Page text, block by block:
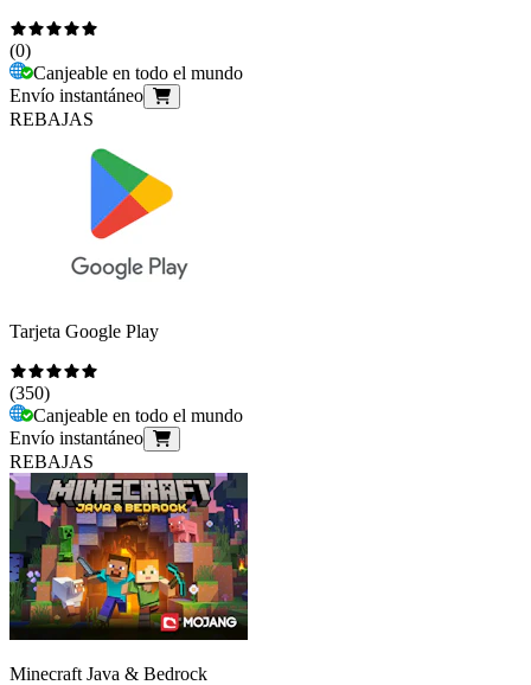
(0)
Canjeable en todo el mundo
Envío instantáneo
REBAJAS
Tarjeta Google Play
(350)
Canjeable en todo el mundo
Envío instantáneo
REBAJAS
Minecraft Java & Bedrock